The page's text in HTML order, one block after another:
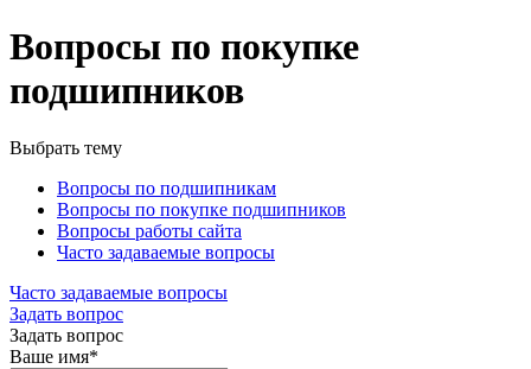
Вопросы по покупке
подшипников
Выбрать тему
Вопросы по подшипникам
Вопросы по покупке подшипников
Вопросы работы сайта
Часто задаваемые вопросы
Часто задаваемые вопросы
Задать вопрос
Задать вопрос
Ваше имя*